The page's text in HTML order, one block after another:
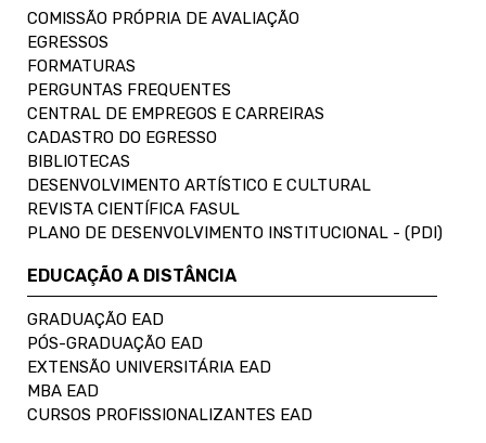
COMISSÃO PRÓPRIA DE AVALIAÇÃO
EGRESSOS
FORMATURAS
PERGUNTAS FREQUENTES
CENTRAL DE EMPREGOS E CARREIRAS
CADASTRO DO EGRESSO
BIBLIOTECAS
DESENVOLVIMENTO ARTÍSTICO E CULTURAL
REVISTA CIENTÍFICA FASUL
PLANO DE DESENVOLVIMENTO INSTITUCIONAL - (PDI)
EDUCAÇÃO A DISTÂNCIA
GRADUAÇÃO EAD
PÓS-GRADUAÇÃO EAD
EXTENSÃO UNIVERSITÁRIA EAD
MBA EAD
CURSOS PROFISSIONALIZANTES EAD